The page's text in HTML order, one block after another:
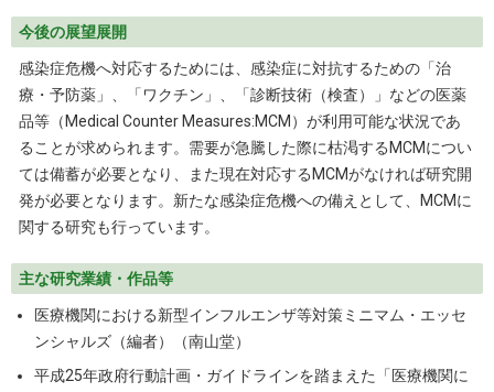
今後の展望展開
感染症危機へ対応するためには、感染症に対抗するための「治
療・予防薬」、「ワクチン」、「診断技術（検査）」などの医薬
品等（Medical Counter Measures:MCM）が利用可能な状況であ
ることが求められます。需要が急騰した際に枯渇するMCMについ
ては備蓄が必要となり、また現在対応するMCMがなければ研究開
発が必要となります。新たな感染症危機への備えとして、MCMに
関する研究も行っています。
主な研究業績・作品等
医療機関における新型インフルエンザ等対策ミニマム・エッセ
ンシャルズ（編者）（南山堂）
平成25年政府行動計画・ガイドラインを踏まえた「医療機関に